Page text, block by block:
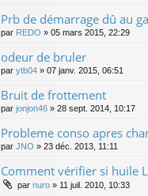
Prb de démarrage dû au
par REDO » 05 mars 2015, 22:29
odeur de bruler
par ytb04 » 07 janv. 2015, 06:51
Bruit de frottement
par jonjon46 » 28 sept. 2014, 10:17
Probleme conso apres
par JNO » 23 déc. 2013, 11:11
Comment vérifier si huile
par nuro » 11 juil. 2010, 10:33